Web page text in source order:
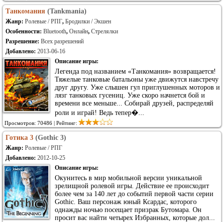
Танкомания (Tankmania)
Жанр: Ролевые / РПГ, Бродилки / Экшен
Особенности: Bluetooth, Онлайн, Стрелялки
Разрешение: Всех разрешений
Добавлено: 2013-06-16
Описание игры:
Легенда под названием «Танкомания» возвращается!
Тяжелые танковые батальоны уже движутся навстречу
друг другу. Уже слышен гул приглушенных моторов и
лязг танковых гусениц. Уже скоро начнется бой и
времени все меньше... Cобирай друзей, распределяй
роли и играй! Ведь тепер�...
Просмотров: 70486 | Рейтинг:
Готика 3 (Gothic 3)
Жанр: Ролевые / РПГ
Добавлено: 2012-10-25
Описание игры:
Окунитесь в мир мобильной версии уникальной
зрелищной ролевой игры. Действие ее происходит
более чем за 140 лет до событий первой части серии
Gothic. Ваш персонаж юный Ксардас, которого
однажды ночью посещает призрак Бутомара. Он
просит вас найти четырех Избранных, которые дол...